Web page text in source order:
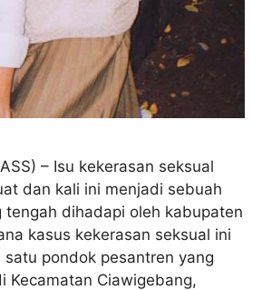
– Isu kekerasan seksual
dan kali ini menjadi sebuah
tengah dihadapi oleh kabupaten
kasus kekerasan seksual ini
pondok pesantren yang
Kecamatan Ciawigebang,